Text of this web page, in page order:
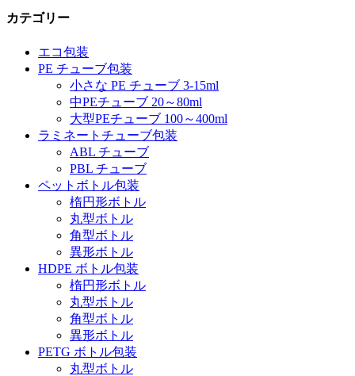
カテゴリー
エコ包装
PE チューブ包装
小さな PE チューブ 3-15ml
中PEチューブ 20～80ml
大型PEチューブ 100～400ml
ラミネートチューブ包装
ABL チューブ
PBL チューブ
ペットボトル包装
楕円形ボトル
丸型ボトル
角型ボトル
異形ボトル
HDPE ボトル包装
楕円形ボトル
丸型ボトル
角型ボトル
異形ボトル
PETG ボトル包装
丸型ボトル